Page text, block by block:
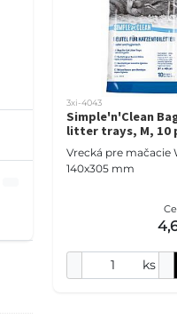
3xi-4043
Simple'n'Clean
litter trays, M, 10
Vrecká pre mačacie
140x305 mm
ks